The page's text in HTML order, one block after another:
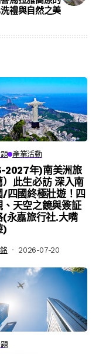
禮與自然之美
產業活動
2027年)南美洲旅
）此生必訪 深入南
/四國終極壯遊！四
、天空之鏡與簽証
(永嘉旅行社.大嘴
)
2026-07-20